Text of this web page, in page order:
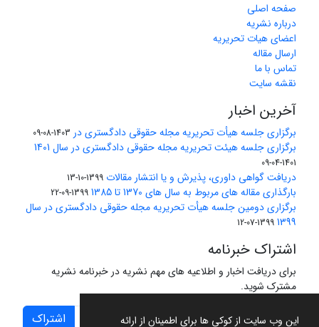
این وب سایت از کوکی ها برای اطمینان از ارائه
صفحه اصلی
درباره نشریه
اعضای هیات تحریریه
ارسال مقاله
تماس با ما
نقشه سایت
آخرین اخبار
برگزاری جلسه هیأت تحریریه مجله حقوقی دادگستری در 1403-08-09
برگزاری جلسه هیئت تحریریه مجله حقوقی دادگستری در سال 1401
1401-04-09
دریافت گواهی داوری، پذیرش و یا انتشار مقالات 1399-10-13
بارگذاری مقاله های مربوط به سال های 1370 تا 1385 1399-09-22
برگزاری دومین جلسه هیأت تحریریه مجله حقوقی دادگستری در سال
1399
1399-07-12
اشتراک خبرنامه
برای دریافت اخبار و اطلاعیه های مهم نشریه در خبرنامه نشریه
مشترک شوید.
اشتراک